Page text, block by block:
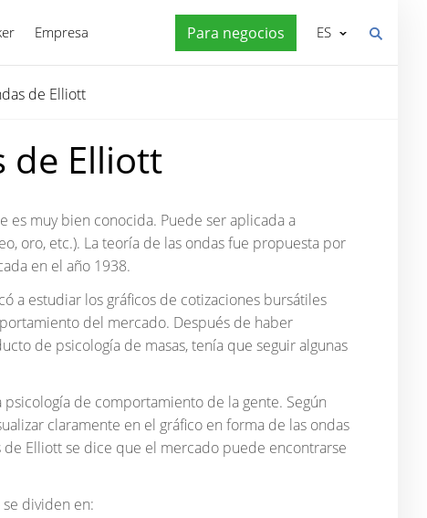
Empresa Para negocios ES
de Elliott
de Elliott
es muy bien conocida. Puede ser aplicada a
oro, etc.). La teoría de las ondas fue propuesta por
en el año 1938.
a estudiar los gráficos de cotizaciones bursátiles
del mercado. Después de haber
de psicología de masas, tenía que seguir algunas
de comportamiento de la gente. Según
claramente en el gráfico en forma de las ondas
Elliott se dice que el mercado puede encontrarse
dividen en: